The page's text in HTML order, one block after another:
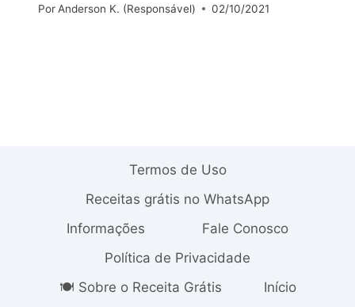
Por Anderson K. (Responsável) 02/10/2021
Termos de Uso
Receitas grátis no WhatsApp
Informações
Fale Conosco
Política de Privacidade
🍽️ Sobre o Receita Grátis
Início